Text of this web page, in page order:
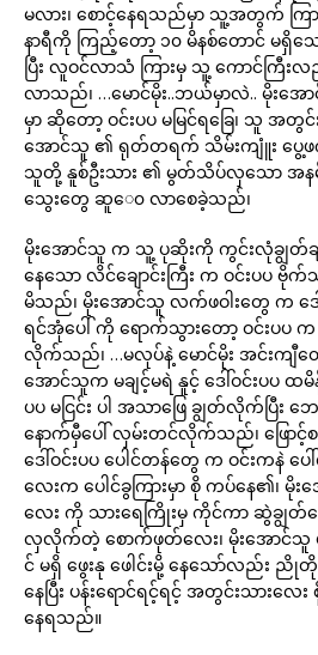
မလား၊ စောင့်နေရသည်မှာ သူ့အတွက်
နာရီကို ကြည့်တော့ ၁၀ မိနစ်တောင် မရှိသ
ပြီး လူဝင်လာသံ ကြားမှ သူ့ ကောင်ကြီးလ
လာသည်၊ …မောင်မိုး..ဘယ်မှာလဲ.. မိုးအေ
မှာ ဆိုတော့ ဝင်းပပ မမြင်ရခြေ၊ သူ အ
အောင်သူ ၏ ရုတ်တရက် သိမ်းကျူံး ပွေ့
သူတို့ နူစ်ဦးသား ၏ မွတ်သိပ်လှသော အန
သွေးတွေ ဆူေ၀ လာစေခဲ့သည်၊
မိုးအောင်သူ က သူ့ ပုဆိုးကို ကွင်းလုံချွတ်
နေသော လိင်ချောင်းကြီး က ဝင်းပပ ဗို
မိသည်၊ မိုးအောင်သူ လက်ဖဝါးတွေ က ဒေါ်
ရင်အုံပေါ် ကို ရောက်သွားတော့ ဝင်းပပ
လိုက်သည်၊ …မလုပ်နဲ့ မောင်မိုး အင်းကျီတွ
အောင်သူက မချင့်မရဲ နူင့် ဒေါ်ဝင်းပပ ထမိ
ပပ မငြင်း ပါ အသာဖြေ ချွတ်လိုက်ပြီး
နောက်မှီပေါ် လှမ်းတင်လိုက်သည်၊ ဖြောင့်
ဒေါ်ဝင်းပပ ပေါင်တန်တွေ က ဝင်းကနဲ ပေ
လေးက ပေါင်ခွကြားမှာ စို ကပ်နေ၏၊ မို
လေး ကို သားရေကြိုးမှ ကိုင်ကာ ဆွဲချွတ်တေ
လှလိုက်တဲ့ စောက်ဖုတ်လေး၊ မိုးအောင်သူ
င် မရှိ ဖွေးနု ဖေါင်းမို့ နေသော်လည်း
နေပြီး ပန်းရောင်ရင့်ရင့် အတွင်းသား
နေရသည်။